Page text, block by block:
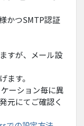
かつSMTP認証
すが、メール設
す。
ーション毎に異
元にてご確認く